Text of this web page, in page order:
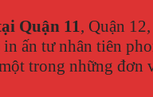
Quận 11, Quận
ấn tư nhân tiên
trong những đơn